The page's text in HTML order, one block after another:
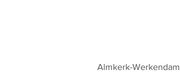
Almkerk-Werkendam